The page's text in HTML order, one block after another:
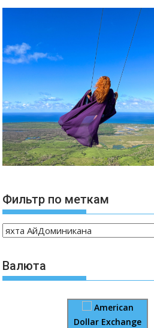
Фильтр по меткам
Валюта
American
Dollar Exchange